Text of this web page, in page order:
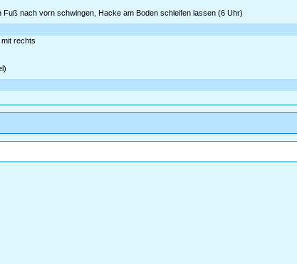
nach vorn schwingen, Hacke am Boden schleifen lassen (6 Uhr)
rechts